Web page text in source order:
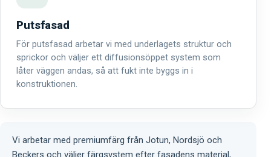
Putsfasad
För putsfasad arbetar vi med underlagets struktur och
sprickor och väljer ett diffusionsöppet system som
låter väggen andas, så att fukt inte byggs in i
konstruktionen.
Vi arbetar med premiumfärg från Jotun, Nordsjö och
Beckers och väljer färgsystem efter fasadens material,